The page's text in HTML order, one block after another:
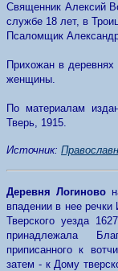
Священник Алексий
службе 18 лет, в
Псаломщик
Прихожан в
женщины.
По материалам
Тверь, 1915.
Источник:
Деревня Логиново
впадении в нее речки
Тверского уезда
принадлежала
приписанного к
затем - к Дому